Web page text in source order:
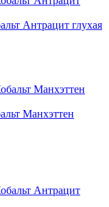
Антрацит глухая
Манхэттен